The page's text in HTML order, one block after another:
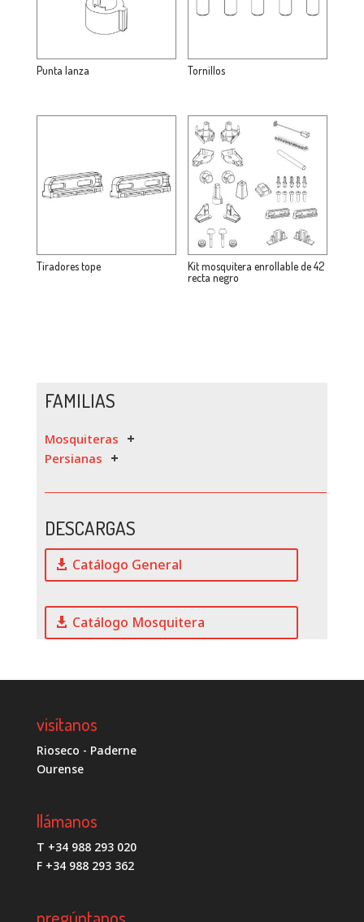
Punta lanza Tornillos
Tiradores tope
Kit mosquitera enrollable de 42
recta negro
FAMILIAS
Mosquiteras
Persianas
DESCARGAS
Catálogo General
Catálogo Mosquitera
visítanos
Rioseco - Paderne
Ourense
llámanos
T +34 988 293 020
F +34 988 293 362
pregúntanos